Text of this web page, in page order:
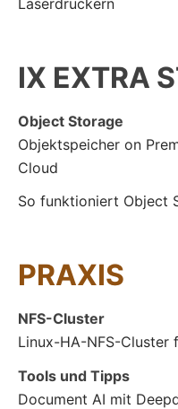
IX EXTRA
Object Storage
Objektspeicher on
Cloud
So funktioniert Object
PRAXIS
NFS-Cluster
Linux-HA-NFS-Cluster
Tools und Tipps
Document AI mit